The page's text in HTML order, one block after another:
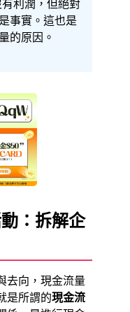
利潤，但絕對
事實。這也是
的原因。
：拆解企
去向，現金流量
是所謂的現金流